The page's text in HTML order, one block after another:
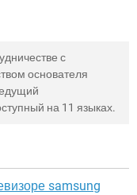
с
основателя
на 11 языках.
samsung